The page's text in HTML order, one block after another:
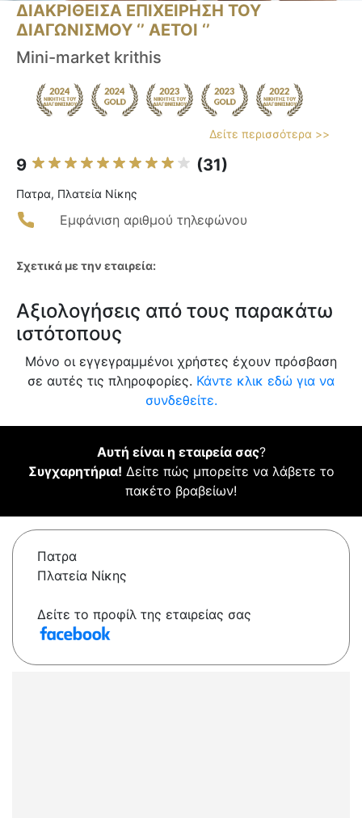
ΔΙΑΚΡΙΘΕΙΣΑ ΕΠΙΧΕΙΡΗΣΗ ΤΟΥ
ΔΙΑΓΩΝΙΣΜΟΥ ‘’ ΑΕΤΟΙ ‘’
Mini-market krithis
Δείτε περισσότερα >>
9 (31)
Πατρα, Πλατεία Νίκης
Εμφάνιση αριθμού τηλεφώνου
Σχετικά με την εταιρεία:
Αξιολογήσεις από τους παρακάτω
ιστότοπους
Μόνο οι εγγεγραμμένοι χρήστες έχουν πρόσβαση
σε αυτές τις πληροφορίες. Κάντε κλικ εδώ για να
συνδεθείτε.
Αυτή είναι η εταιρεία σας?
Συγχαρητήρια! Δείτε πώς μπορείτε να λάβετε το
πακέτο βραβείων!
Πατρα
Πλατεία Νίκης
Δείτε το προφίλ της εταιρείας σας